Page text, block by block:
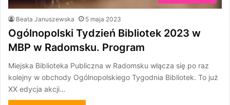
Beata Januszewska 5 maja 2023
Ogólnopolski Tydzień Bibliotek 2023 w
MBP w Radomsku. Program
Miejska Biblioteka Publiczna w Radomsku włącza się po raz
kolejny w obchody Ogólnopolskiego Tygodnia Bibliotek. To już
XX edycja akcji…